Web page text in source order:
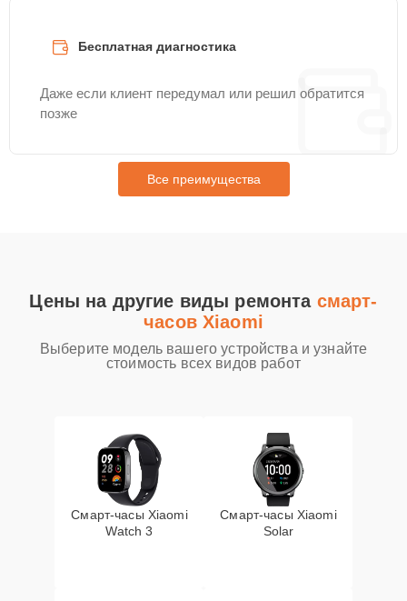
Бесплатная диагностика
Даже если клиент передумал или решил обратится
позже
Все преимущества
Цены на другие виды ремонта смарт-
часов Xiaomi
Выберите модель вашего устройства и узнайте
стоимость всех видов работ
Смарт-часы Xiaomi
Watch 3
Смарт-часы Xiaomi
Solar